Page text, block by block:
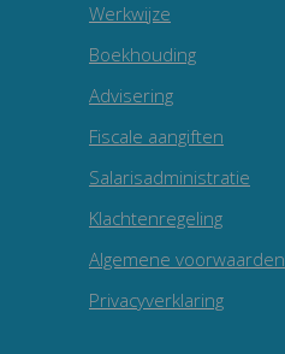
Werkwijze
Boekhouding
Advisering
Fiscale aangiften
Salarisadministratie
Klachtenregeling
Algemene voorwaarden
Privacyverklaring